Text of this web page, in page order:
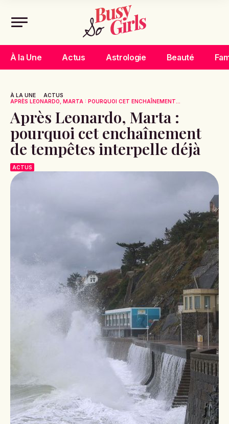
À la Une Actus Astrologie Beauté
À LA UNE
ACTUS
APRÈS LEONARDO, MARTA : POURQUOI CET ENCHAÎNEMENT...
Après Leonardo, Marta :
pourquoi cet enchaînement
de tempêtes interpelle déjà
ACTUS